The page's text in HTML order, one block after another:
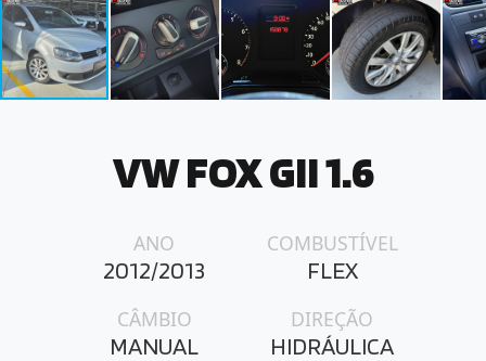
VW FOX GII 1.6
ANO
2012/2013
COMBUSTÍVEL
FLEX
CÂMBIO
MANUAL
DIREÇÃO
HIDRÁULICA